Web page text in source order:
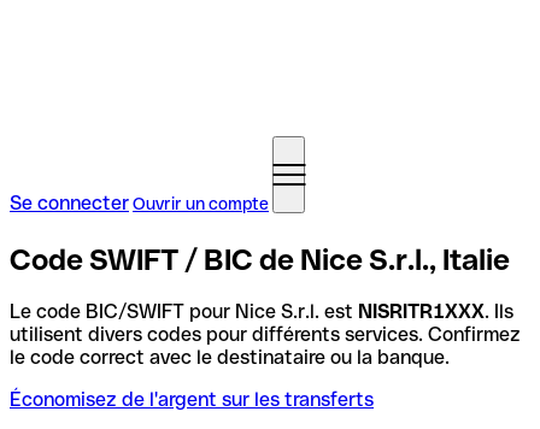
Se connecterOuvrir un compte
Code SWIFT / BIC de Nice S.r.l., Italie
Le code BIC/SWIFT pour Nice S.r.l. est NISRITR1XXX. Ils
utilisent divers codes pour différents services. Confirmez
le code correct avec le destinataire ou la banque.
Économisez de l'argent sur les transferts